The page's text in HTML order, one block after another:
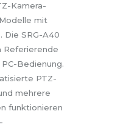
Kamera-
mit
Die SRG-A40
Referierende
Bedienung.
PTZ-
mehrere
funktionieren